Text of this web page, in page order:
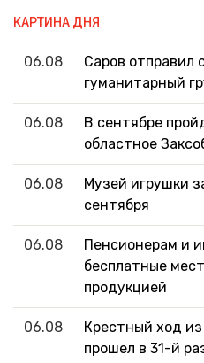
КАРТИНА ДНЯ
06.08
Саров отправил
гуманитарный
06.08
В сентябре
областное
06.08
Музей игрушки
сентября
06.08
Пенсионерам и
бесплатные
продукцией
06.08
Крестный ход
прошел в 31-й